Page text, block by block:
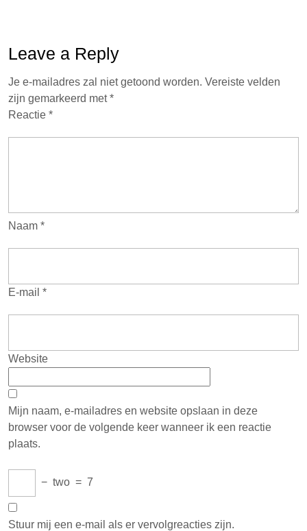
Leave a Reply
Je e-mailadres zal niet getoond worden. Vereiste velden
zijn gemarkeerd met*
Reactie *
Naam *
E-mail *
Website
Mijn naam, e-mailadres en website opslaan in deze
browser voor de volgende keer wanneer ik een reactie
plaats.
− two = 7
Stuur mij een e-mail als er vervolgreacties zijn.